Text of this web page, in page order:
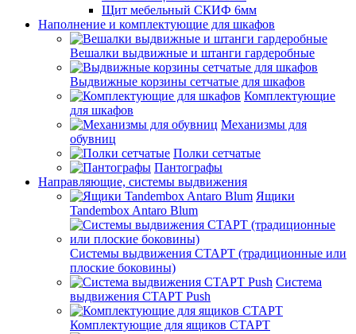
Щит мебельный СКИФ 6мм
Наполнение и комплектующие для шкафов
Вешалки выдвижные и штанги гардеробные
Выдвижные корзины сетчатые для шкафов
Комплектующие
для шкафов
Механизмы для
обувниц
Полки сетчатые
Пантографы
Направляющие, системы выдвижения
Ящики
Tandembox Antaro Blum
Системы выдвижения СТАРТ (традиционные или
плоские боковины)
Система
выдвижения СТАРТ Push
Комплектующие для ящиков СТАРТ